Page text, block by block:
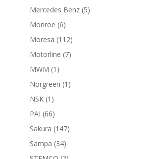
productos
Mercedes Benz 55
Monroe 66
productos
Moresa 112112
productos
Motorline 77
MWM 1 1
producto
Norgreen 1 1
NSK 1 1
producto
PAI 6666
productos
Sakura 147147
Sampa 3434
productos